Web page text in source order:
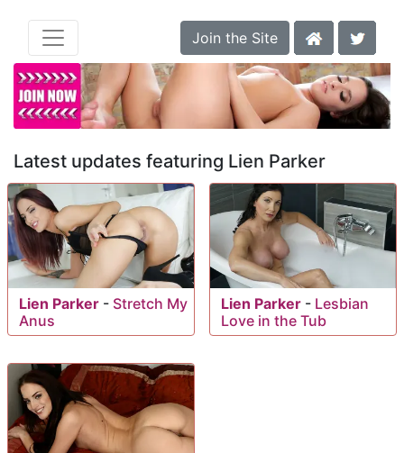
Join the Site
Latest updates featuring Lien Parker
Lien Parker - Stretch My
Anus
Lien Parker - Lesbian
Love in the Tub